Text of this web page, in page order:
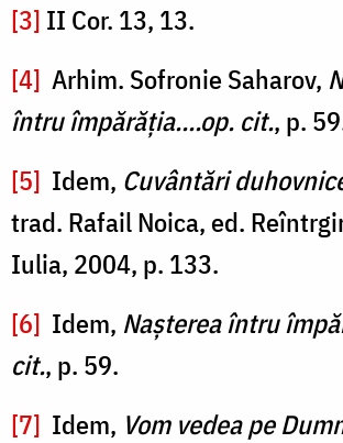
[3] II Cor. 13, 13.
[4] Arhim. Sofronie Saharov,
întru împărăţia....op. cit., p.
[5] Idem, Cuvântări
trad. Rafail Noica, ed.
Iulia, 2004, p. 133.
[6] Idem, Naşterea întru
cit., p. 59.
[7] Idem, Vom vedea pe